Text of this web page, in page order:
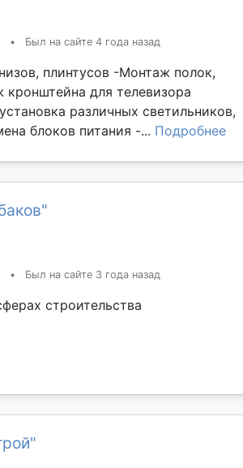
• Был на сайте 4 года назад
плинтусов -Монтаж полок,
для телевизора
различных светильников,
блоков питания -... Подробнее
• Был на сайте 3 года назад
строительства